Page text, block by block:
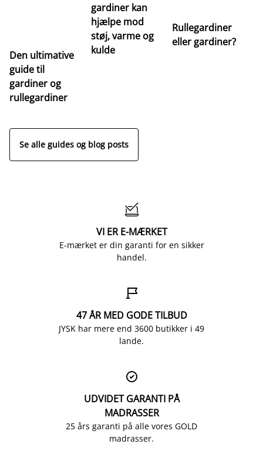
Den ultimative
guide til
gardiner og
rullegardiner
gardiner kan
hjælpe mod
støj, varme og
kulde
Rullegardiner
eller gardiner?
Se alle guides og blog posts

VI ER E-MÆRKET
E-mærket er din garanti for en sikker
handel.

47 ÅR MED GODE TILBUD
JYSK har mere end 3600 butikker i 49
lande.

UDVIDET GARANTI PÅ
MADRASSER
25 års garanti på alle vores GOLD
madrasser.